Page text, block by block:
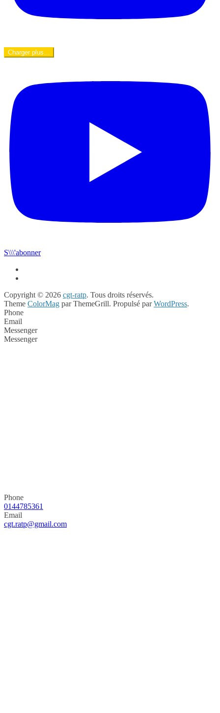
Charger plus…
S\\\'abonner
Copyright © 2026 cgt-ratp. Tous droits réservés.
Theme ColorMag par ThemeGrill. Propulsé parWordPress.
Phone
Email
Messenger
Messenger
Phone
0144785361
Email
cgt.ratp@gmail.com